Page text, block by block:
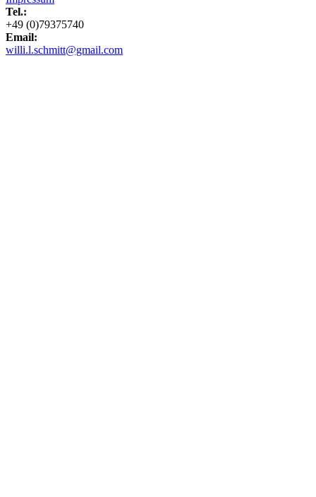
Tel.:
+49 (0)79375740
Email:
willi.l.schmitt@gmail.com